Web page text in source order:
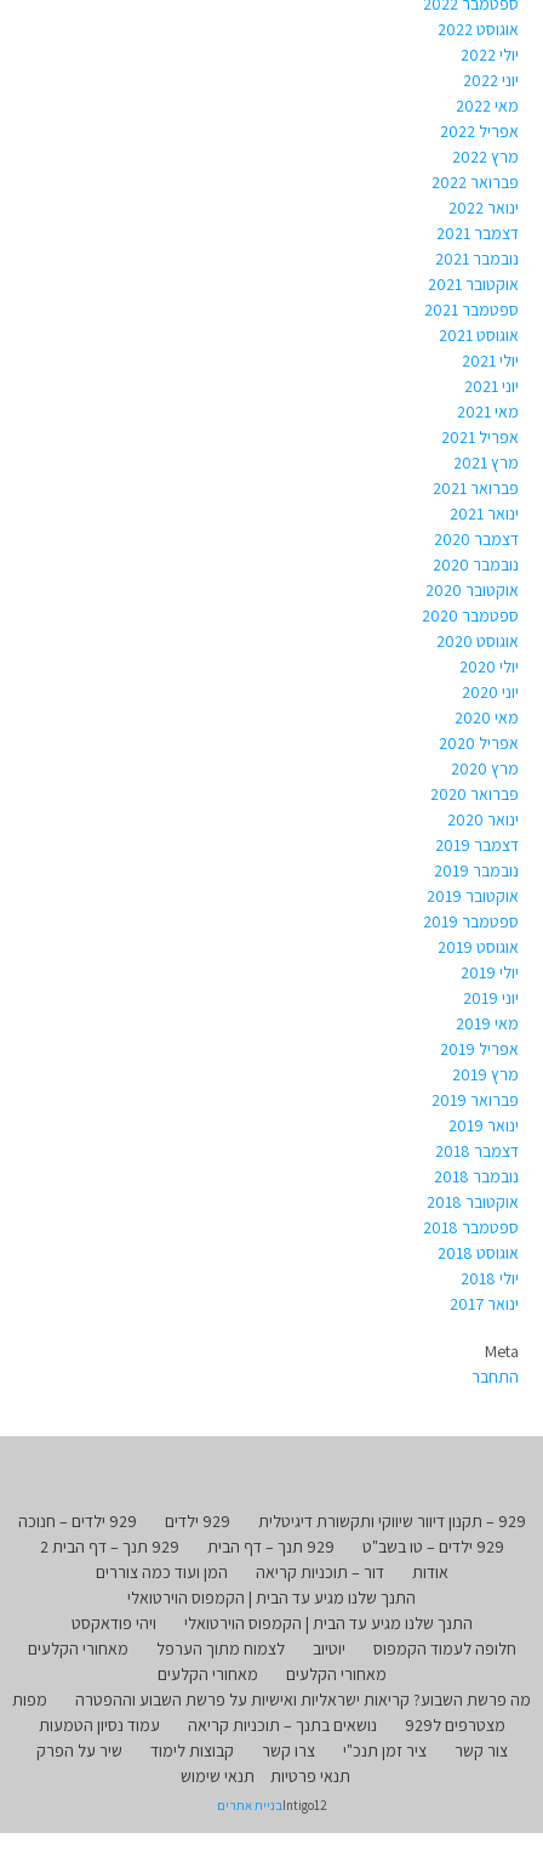
אוגוסט 2022
יולי 2022
יוני 2022
מאי 2022
אפריל 2022
מרץ 2022
פברואר 2022
ינואר 2022
דצמבר 2021
נובמבר 2021
אוקטובר 2021
ספטמבר 2021
אוגוסט 2021
יולי 2021
יוני 2021
מאי 2021
אפריל 2021
מרץ 2021
פברואר 2021
ינואר 2021
דצמבר 2020
נובמבר 2020
אוקטובר 2020
ספטמבר 2020
אוגוסט 2020
יולי 2020
יוני 2020
מאי 2020
אפריל 2020
מרץ 2020
פברואר 2020
ינואר 2020
דצמבר 2019
נובמבר 2019
אוקטובר 2019
ספטמבר 2019
אוגוסט 2019
יולי 2019
יוני 2019
מאי 2019
אפריל 2019
מרץ 2019
פברואר 2019
ינואר 2019
דצמבר 2018
נובמבר 2018
אוקטובר 2018
ספטמבר 2018
אוגוסט 2018
יולי 2018
ינואר 2017
Meta
התחבר
929 – תקנון דיוור שיווקי ותקשורת דיגיטלית 929 ילדים
929 ילדים – חנוכה
929 ילדים – טו בשב"ט
929 תנך – דף הבית
929 תנך – דף הבית 2
אודות
דור – תוכניות קריאה
המן ועוד כמה צוררים
התנך שלנו מגיע עד הבית | הקמפוס הוירטואלי
התנך שלנו מגיע עד הבית | הקמפוס הוירטואלי
ויהי פודאקסט
חלופה לעמוד הקמפוס
יוטיוב לצמוח מתוך הערפל
מאחורי הקלעים
מאחורי הקלעים
מאחורי הקלעים
מה פרשת השבוע? קריאות ישראליות ואישיות על פרשת השבוע וההפטרה
מפות
מצטרפים ל929
נושאים בתנך – תוכניות קריאה
עמוד נסיון הטמעות
צור קשר
ציר זמן תנכ"י צרו קשר קבוצות לימוד
שיר על הפרק
תנאי פרטיות
תנאי שימוש
Intigo12בניית אתרים